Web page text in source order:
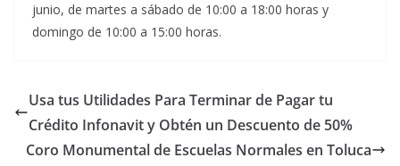
junio, de martes a sábado de 10:00 a 18:00 horas y
domingo de 10:00 a 15:00 horas.
Usa tus Utilidades Para Terminar de Pagar tu
Crédito Infonavit y Obtén un Descuento de 50%
Coro Monumental de Escuelas Normales en Toluca